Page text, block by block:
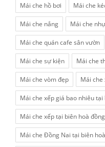
Mái che hồ bơi Mái che
Mái che nắng Mái che
Mái che quán cafe sân vườn
Mái che sự kiện Mái che
Mái che vòm đẹp Mái che
Mái che xếp giá bao nhiêu
Mái che xếp tại biên hoà
Mái che Đồng Nai tại biên